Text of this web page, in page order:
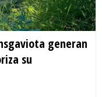
generan
su